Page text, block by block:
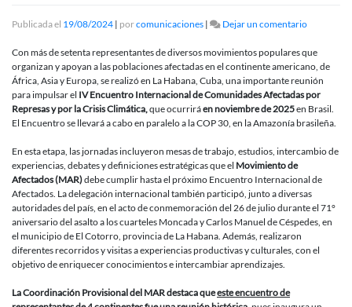
Publicada el 19/08/2024 | porcomunicaciones | Dejar un comentarioen
de
4
deciden
construir
el
Encuentro
de
Afectadas
por
y
Con más de setenta representantes de diversos movimientos populares que
organizan y apoyan a las poblaciones afectadas en el continente americano, de
África, Asia y Europa, se realizó en La Habana, Cuba, una importante reunión
para impulsar el IV Encuentro Internacional de Comunidades Afectadas por
Represas y por la Crisis Climática,que ocurriráen noviembre de 2025en Brasil.
El Encuentro se llevará a cabo en paralelo a la COP 30, en la Amazonía brasileña.
En esta etapa, las jornadas incluyeron mesas de trabajo, estudios, intercambio de
experiencias, debates y definiciones estratégicas que el Movimiento de
Afectados (MAR)debe cumplir hasta el próximo Encuentro Internacional de
Afectados. La delegación internacional también participó, junto a diversas
autoridades del país, en el acto de conmemoración del 26 de julio durante el 71°
aniversario del asalto a los cuarteles Moncada y Carlos Manuel de Céspedes, en
el municipio de El Cotorro, provincia de La Habana. Además, realizaron
diferentes recorridos y visitas a experiencias productivas y culturales, con el
objetivo de enriquecer conocimientos e intercambiar aprendizajes.
LaCoordinación Provisional del MAR destaca queeste encuentro de